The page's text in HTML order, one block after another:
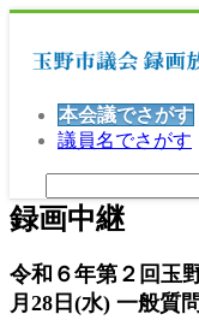
本会議でさがす
議員名でさがす
録画中継
令和６年第２回玉
月28日(水) 一般質問